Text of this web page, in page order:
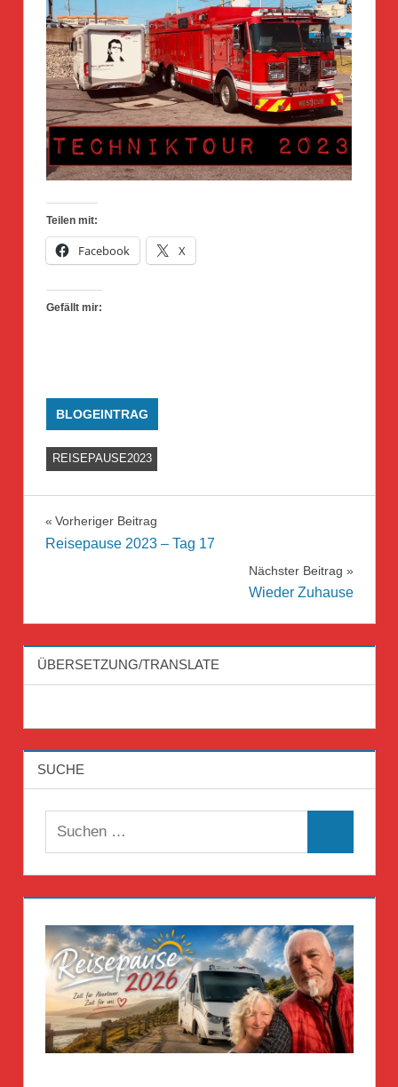
Teilen mit:
Facebook X
Gefällt mir:
BLOGEINTRAG
REISEPAUSE2023
Beitragsnavigation
Vorheriger Beitrag
Reisepause 2023 – Tag 17
Nächster Beitrag
Wieder Zuhause
ÜBERSETZUNG/TRANSLATE
SUCHE